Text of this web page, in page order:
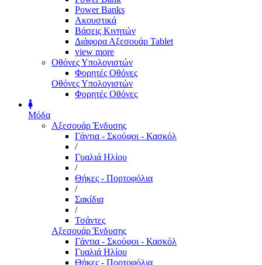
Power Banks
Ακουστικά
Βάσεις Κινητών
Διάφορα Αξεσουάρ Tablet
view more
Οθόνες Υπολογιστών
Φορητές Οθόνες
Οθόνες Υπολογιστών
Φορητές Οθόνες
Μόδα
Αξεσουάρ Ένδυσης
Γάντια - Σκούφοι - Κασκόλ
/
Γυαλιά Ηλίου
/
Θήκες - Πορτοφόλια
/
Σακίδια
/
Τσάντες
Αξεσουάρ Ένδυσης
Γάντια - Σκούφοι - Κασκόλ
Γυαλιά Ηλίου
Θήκες - Πορτοφόλια